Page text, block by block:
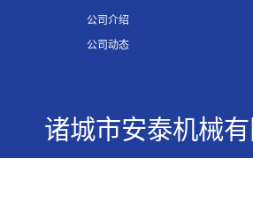
公司介绍
公司动态
诸城市安泰机械